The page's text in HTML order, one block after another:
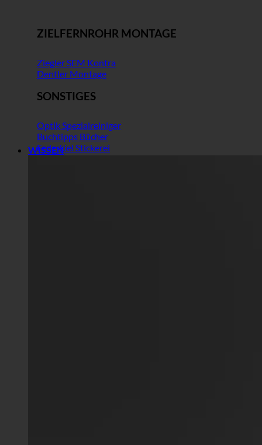
ZIELFERNROHR MONTAGE
Ziegler SEM Kontra
Dentler Montage
SONSTIGES
Optik Spezialreiniger
Buchtipps Bücher
Federkiel Stickerei
WISSEN